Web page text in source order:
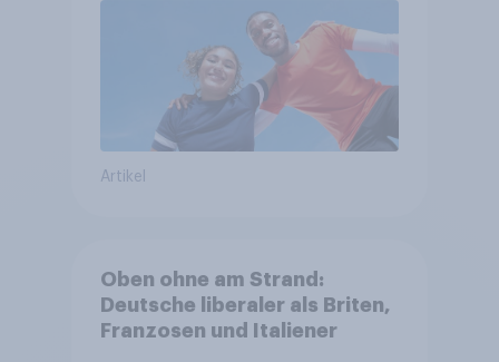
Artikel
Oben ohne am Strand:
Deutsche liberaler als Briten,
Franzosen und Italiener